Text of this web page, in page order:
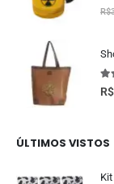
R$
R$
ÚLTIMOS VISTOS